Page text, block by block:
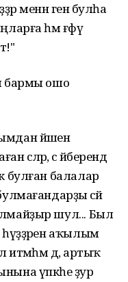
менән генә булһа
һәм ғәфү
бармы ошо
йәшен
әсә йәберендә
булған балалар
әсәй
шул... Был
һүҙҙәрен аҡылым
итмәһәм дә, артыҡ
үпкәһе ҙур